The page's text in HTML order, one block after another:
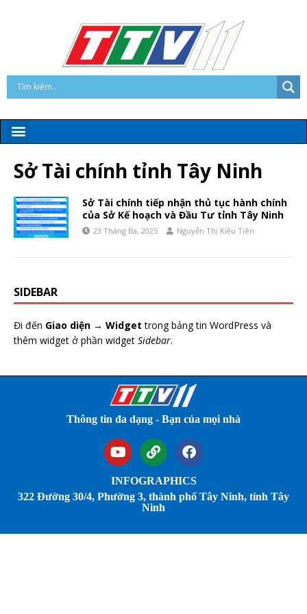
Sở Tài chính tỉnh Tây Ninh
Sở Tài chính tiếp nhận thủ tục hành chính
của Sở Kế hoạch và Đầu Tư tỉnh Tây Ninh
23 Tháng Ba, 2025 Nguyễn Thị Kiều Tiên
SIDEBAR
Đi đến Giao diện → Widget trong bảng tin WordPress và
thêm widget ở phần widget Sidebar.
Thông tin đa dạng - Bạn của mọi nhà
INFOGRAPHICS
322 Đường 30/4, Phường 3, thành phố Tây Ninh, tỉnh Tây
Ninh